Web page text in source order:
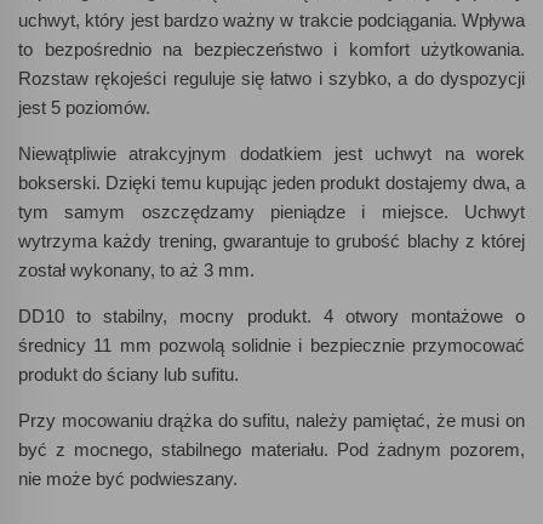
uchwyt, który jest bardzo ważny w trakcie podciągania. Wpływa
to bezpośrednio na bezpieczeństwo i komfort użytkowania.
Rozstaw rękojeści reguluje się łatwo i szybko, a do dyspozycji
jest 5 poziomów.
Niewątpliwie atrakcyjnym dodatkiem jest uchwyt na worek
bokserski. Dzięki temu kupując jeden produkt dostajemy dwa, a
tym samym oszczędzamy pieniądze i miejsce. Uchwyt
wytrzyma każdy trening, gwarantuje to grubość blachy z której
został wykonany, to aż 3 mm.
DD10 to stabilny, mocny produkt. 4 otwory montażowe o
średnicy 11 mm pozwolą solidnie i bezpiecznie przymocować
produkt do ściany lub sufitu.
Przy mocowaniu drążka do sufitu, należy pamiętać, że musi on
być z mocnego, stabilnego materiału. Pod żadnym pozorem,
nie może być podwieszany.